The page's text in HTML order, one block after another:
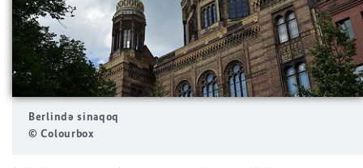
Berlində sinaqoq
© Colourbox